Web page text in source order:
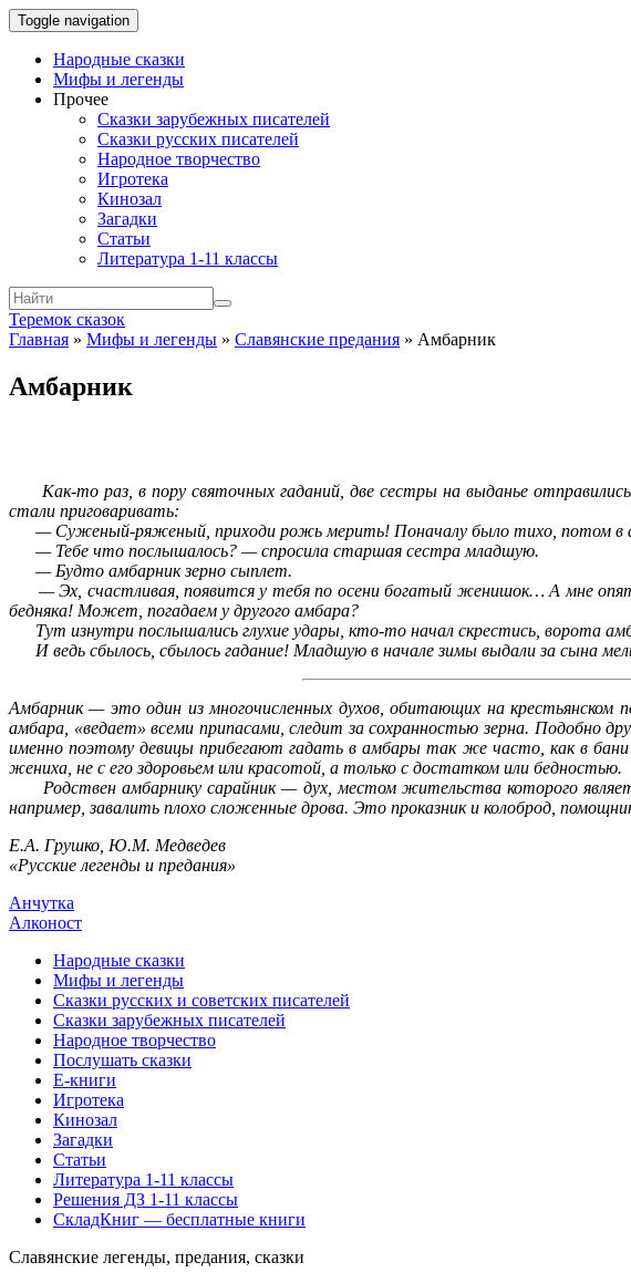
Toggle navigation
Народные сказки
Мифы и легенды
Прочее
Сказки зарубежных писателей
Сказки русских писателей
Народное творчество
Игротека
Кинозал
Загадки
Статьи
Литература 1-11 классы
Теремок сказок
Главная » Мифы и легенды » Славянские предания » Амбарник
Амбарник
Как-то раз, в пору святочных гаданий, две сестры на выданье
стали приговаривать:
— Суженый-ряженый, приходи рожь мерить! Поначалу было тихо, потом в
— Тебе что послышалось? — спросила старшая сестра младшую.
— Будто амбарник зерно сыплет.
— Эх, счастливая, появится у тебя по осени богатый женишок… А мне
бедняка! Может, погадаем у другого амбара?
Тут изнутри послышались глухие удары, кто-то начал скрестись, ворота
И ведь сбылось, сбылось гадание! Младшую в начале зимы выдали за сына
Амбарник — это один из многочисленных духов, обитающих на
амбара, «ведает» всеми припасами, следит за сохранностью зерна. Подобно
именно поэтому девицы прибегают гадать в амбары так же часто, как в
жениха, не с его здоровьем или красотой, а только с достатком или бедностью.
Родствен амбарнику сарайник — дух, местом жительства которого
например, завалить плохо сложенные дрова. Это проказник и колоброд,
Е.А. Грушко, Ю.М. Медведев
«Русские легенды и предания»
Анчутка
Алконост
Народные сказки
Мифы и легенды
Сказки русских и советских писателей
Сказки зарубежных писателей
Народное творчество
Послушать сказки
Е-книги
Игротека
Кинозал
Загадки
Статьи
Литература 1-11 классы
Решения ДЗ 1-11 классы
СкладКниг — бесплатные книги
Славянские легенды, предания, сказки